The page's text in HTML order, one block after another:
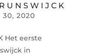
2020
Het eerste
in